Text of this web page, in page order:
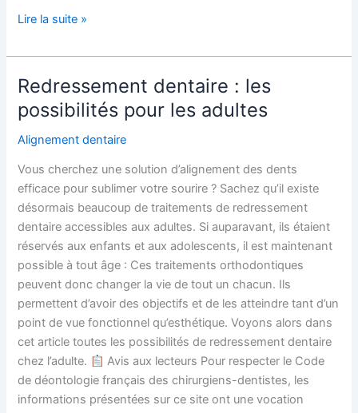
Lire la suite »
Redressement dentaire : les
possibilités pour les adultes
Alignement dentaire
Vous cherchez une solution d’alignement des dents
efficace pour sublimer votre sourire ? Sachez qu’il existe
désormais beaucoup de traitements de redressement
dentaire accessibles aux adultes. Si auparavant, ils étaient
réservés aux enfants et aux adolescents, il est maintenant
possible à tout âge : Ces traitements orthodontiques
peuvent donc changer la vie de tout un chacun. Ils
permettent d’avoir des objectifs et de les atteindre tant d’un
point de vue fonctionnel qu’esthétique. Voyons alors dans
cet article toutes les possibilités de redressement dentaire
chez l’adulte.
Avis aux lecteurs Pour respecter le Code
de déontologie français des chirurgiens-dentistes, les
informations présentées sur ce site ont une vocation
Redressement
dentaire
:
les